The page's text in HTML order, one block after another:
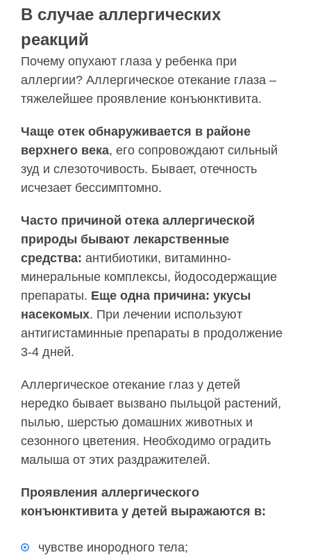
В случае аллергических
реакций
Почему опухают глаза у ребенка при
аллергии? Аллергическое отекание глаза –
тяжелейшее проявление конъюнктивита.
Чаще отек обнаруживается в районе
верхнего века, его сопровождают сильный
зуд и слезоточивость. Бывает, отечность
исчезает бессимптомно.
Часто причиной отека аллергической
природы бывают лекарственные
средства: антибиотики, витаминно-
минеральные комплексы, йодосодержащие
препараты. Еще одна причина: укусы
насекомых. При лечении используют
антигистаминные препараты в продолжение
3-4 дней.
Аллергическое отекание глаз у детей
нередко бывает вызвано пыльцой растений,
пылью, шерстью домашних животных и
сезонного цветения. Необходимо оградить
малыша от этих раздражителей.
Проявления аллергического
конъюнктивита у детей выражаются в:
чувстве инородного тела;